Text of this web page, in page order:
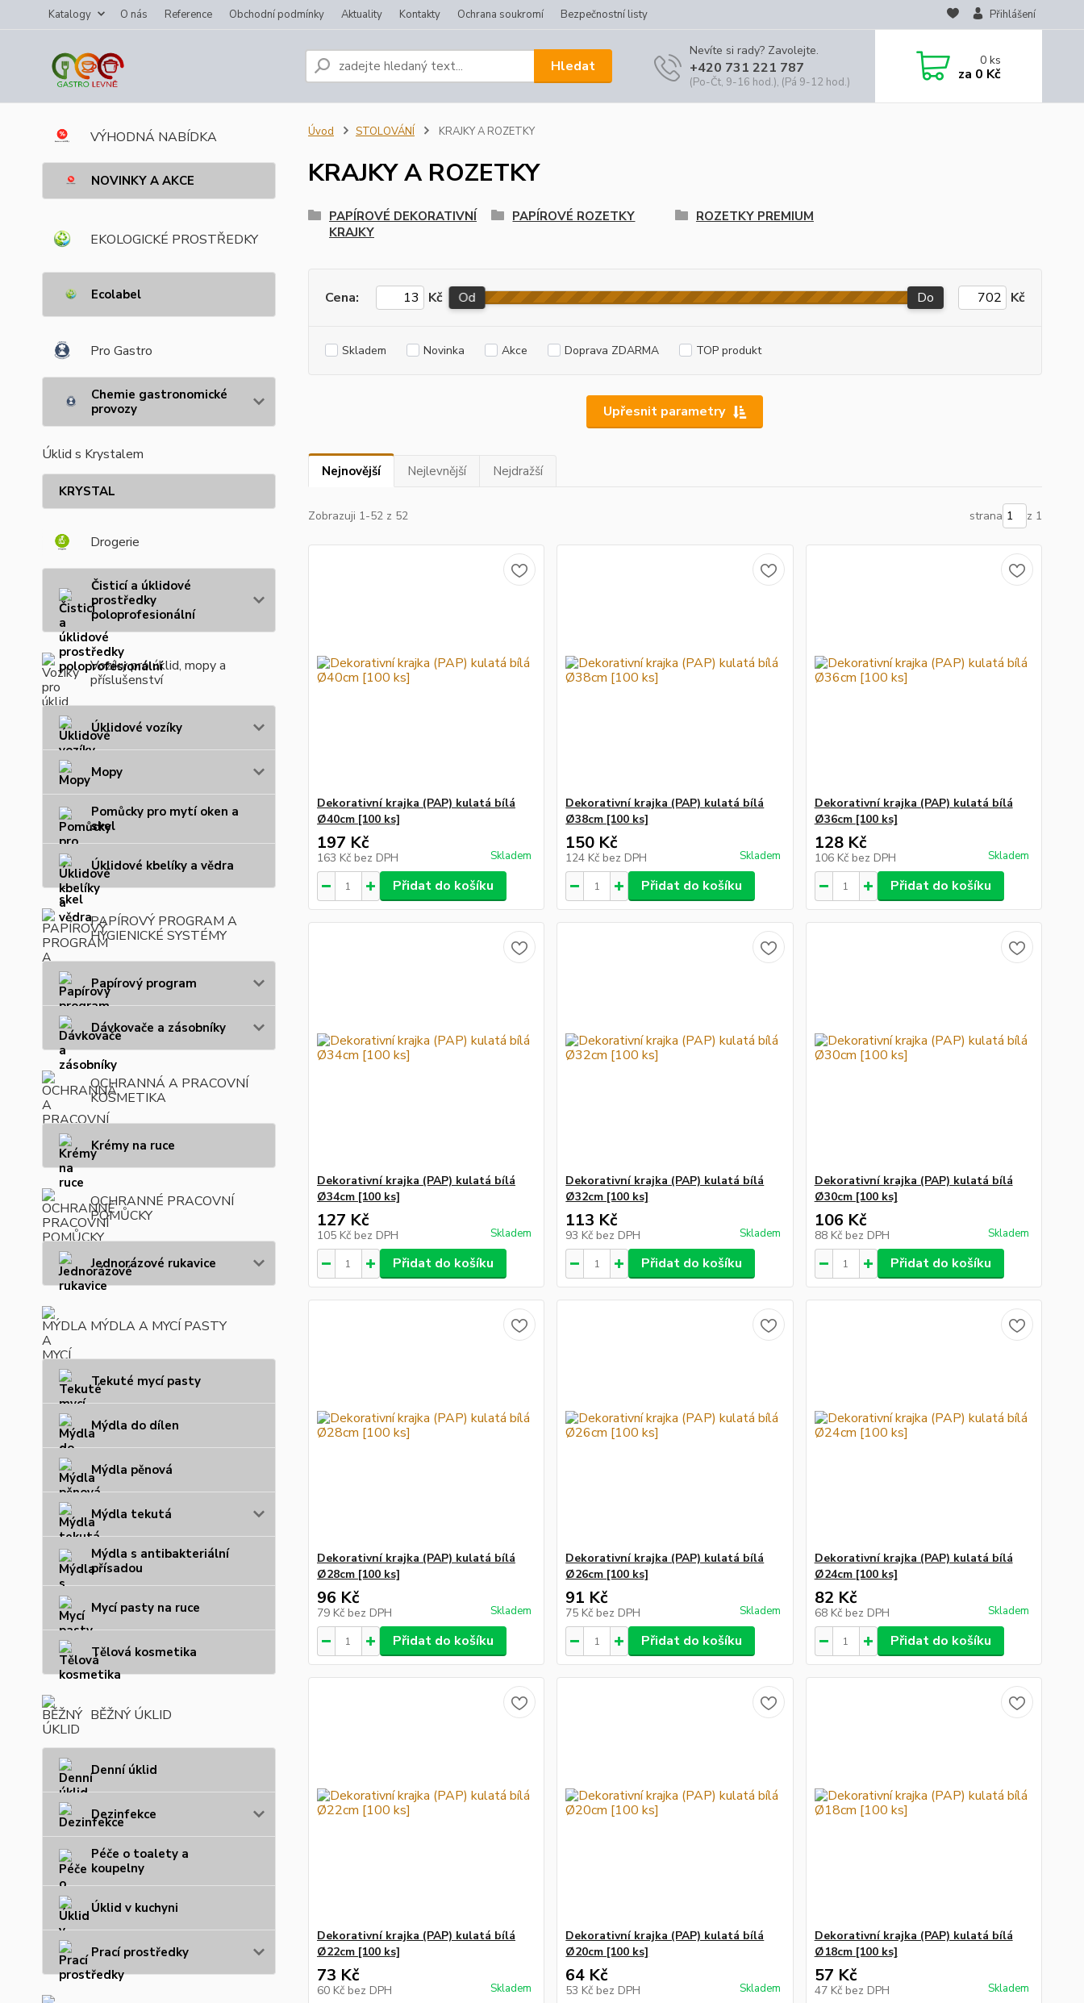
Katalogy O nás Reference Obchodní podmínky Aktuality Kontakty Ochrana soukromí Bezpečnostní listy Přihlášení
Hledat
Nevíte si rady? Zavolejte.
+420 731 221 787
(Po-Čt, 9-16 hod.), (Pá 9-12 hod.)
0ks
za 0 Kč
VÝHODNÁ NABÍDKA
NOVINKY A AKCE
EKOLOGICKÉ PROSTŘEDKY
Ecolabel
Pro Gastro
Chemie gastronomické
provozy
Úklid s Krystalem
KRYSTAL
Drogerie
Čisticí a úklidové
prostředky
poloprofesionální
Vozíky pro úklid, mopy a
příslušenství
Úklidové vozíky
Mopy
Pomůcky pro mytí oken a
skel
Úklidové kbelíky a vědra
PAPÍROVÝ PROGRAM A
HYGIENICKÉ SYSTÉMY
Papírový program
Dávkovače a zásobníky
OCHRANNÁ A PRACOVNÍ
KOSMETIKA
Krémy na ruce
OCHRANNÉ PRACOVNÍ
POMŮCKY
Jednorázové rukavice
MÝDLA A MYCÍ PASTY
Tekuté mycí pasty
Mýdla do dílen
Mýdla pěnová
Mýdla tekutá
Mýdla s antibakteriální
přísadou
Mycí pasty na ruce
Tělová kosmetika
BĚŽNÝ ÚKLID
Denní úklid
Dezinfekce
Péče o toalety a
koupelny
Úklid v kuchyni
Prací prostředky
Úvod STOLOVÁNÍ KRAJKY A ROZETKY
KRAJKY A ROZETKY
PAPÍROVÉ DEKORATIVNÍ
KRAJKY
PAPÍROVÉ ROZETKY ROZETKY PREMIUM
Upřesnit parametry
Cena: Kč Od Do Kč
Skladem Novinka Akce Doprava ZDARMA TOP produkt
Nejnovější Nejlevnější Nejdražší
Zobrazuji 1-52 z 52 strana z 1
Dekorativní krajka (PAP) kulatá bílá
Ø40cm [100 ks]
197 Kč
163 Kč bez DPH Skladem
Přidat do košíku
Dekorativní krajka (PAP) kulatá bílá
Ø38cm [100 ks]
150 Kč
124 Kč bez DPH Skladem
Přidat do košíku
Dekorativní krajka (PAP) kulatá bílá
Ø36cm [100 ks]
128 Kč
106 Kč bez DPH Skladem
Přidat do košíku
Dekorativní krajka (PAP) kulatá bílá
Ø34cm [100 ks]
127 Kč
105 Kč bez DPH Skladem
Přidat do košíku
Dekorativní krajka (PAP) kulatá bílá
Ø32cm [100 ks]
113 Kč
93 Kč bez DPH Skladem
Přidat do košíku
Dekorativní krajka (PAP) kulatá bílá
Ø30cm [100 ks]
106 Kč
88 Kč bez DPH Skladem
Přidat do košíku
Dekorativní krajka (PAP) kulatá bílá
Ø28cm [100 ks]
96 Kč
79 Kč bez DPH Skladem
Přidat do košíku
Dekorativní krajka (PAP) kulatá bílá
Ø26cm [100 ks]
91 Kč
75 Kč bez DPH Skladem
Přidat do košíku
Dekorativní krajka (PAP) kulatá bílá
Ø24cm [100 ks]
82 Kč
68 Kč bez DPH Skladem
Přidat do košíku
Dekorativní krajka (PAP) kulatá bílá
Ø22cm [100 ks]
73 Kč
60 Kč bez DPH Skladem
Dekorativní krajka (PAP) kulatá bílá
Ø20cm [100 ks]
64 Kč
53 Kč bez DPH Skladem
Dekorativní krajka (PAP) kulatá bílá
Ø18cm [100 ks]
57 Kč
47 Kč bez DPH Skladem